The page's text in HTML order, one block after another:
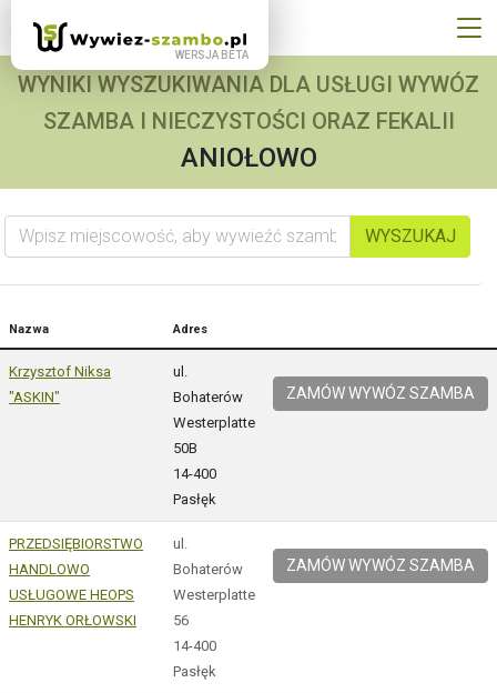
WYNIKI WYSZUKIWANIA DLA USŁUGI WYWÓZ
SZAMBA I NIECZYSTOŚCI ORAZ FEKALII
ANIOŁOWO
Wpisz miejscowość, aby wywieźć szambo
WYSZUKAJ
Nazwa Adres
Krzysztof Niksa
"ASKIN"
ul.
Bohaterów
Westerplatte
50B
14-400
Pasłęk
ZAMÓW WYWÓZ SZAMBA
PRZEDSIĘBIORSTWO
HANDLOWO
USŁUGOWE HEOPS
HENRYK ORŁOWSKI
ul.
Bohaterów
Westerplatte
56
14-400
Pasłęk
ZAMÓW WYWÓZ SZAMBA